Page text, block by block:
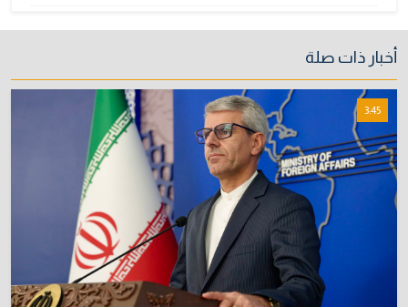
الباكستاني
9/08/2026
8
نائبة تحذر من اضطرابات بسبب تأخّر دفع رواتب
الموظفين
4/08/2026
خطر "إيبولا" يتضاعف.. ارتفاع عدد الإصابات
بالفيروس إلى 3748
3/08/2026
بحضور زيدان.. إدارة الدولة يناقش القضايا
المعروضة على القضاء
5/08/2026
أخبار ذات صلة
3:45